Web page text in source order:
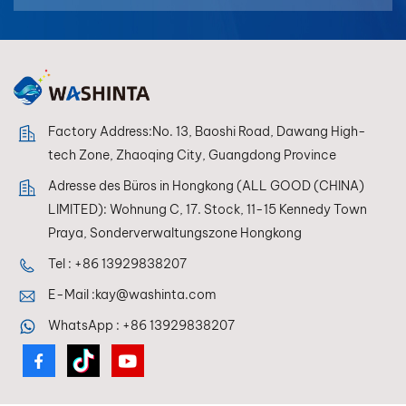
Transparenz, ein
glattes Finish und
Leistung für
professionelle und
industrielle
Anwendungen.
Factory Address:No. 13, Baoshi Road, Dawang High-
tech Zone, Zhaoqing City, Guangdong Province
Adresse des Büros in Hongkong (ALL GOOD (CHINA)
LIMITED): Wohnung C, 17. Stock, 11-15 Kennedy Town
Praya, Sonderverwaltungszone Hongkong
Tel : +86 13929838207
E-Mail :kay@washinta.com
WhatsApp : +86 13929838207